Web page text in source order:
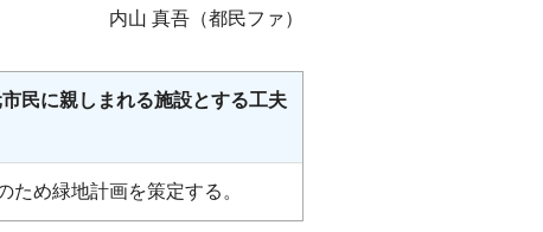
内山 真吾（都民ファ）
民に親しまれる施設とする工夫
め緑地計画を策定する。